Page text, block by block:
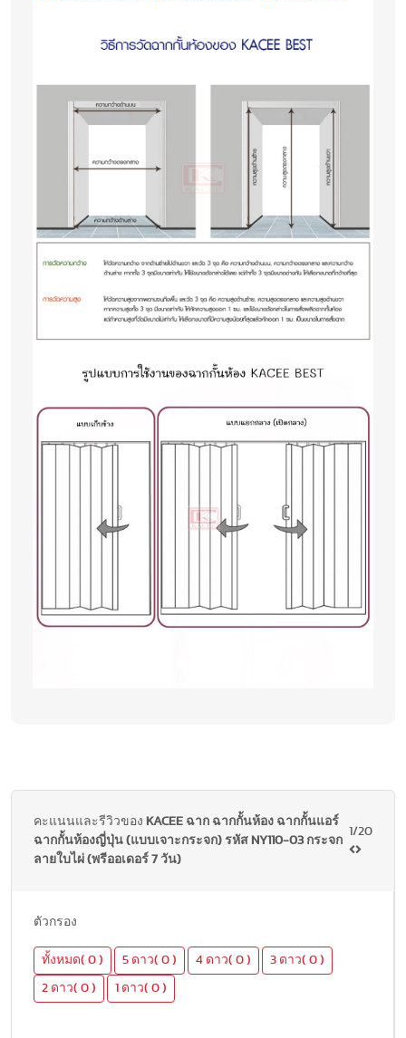
คะแนนและรีวิวของ KACEE ฉาก ฉากกั้นห้อง ฉากกั้นแอร์
ฉากกั้นห้องญี่ปุ่น (แบบเจาะกระจก) รหัส NY110-03 กระจก
ลายใบไผ่ (พรีออเดอร์ 7 วัน)
1/20
ตัวกรอง
ทั้งหมด( 0 ) 5 ดาว( 0 ) 4 ดาว( 0 ) 3 ดาว( 0 )
2 ดาว( 0 ) 1 ดาว( 0 )